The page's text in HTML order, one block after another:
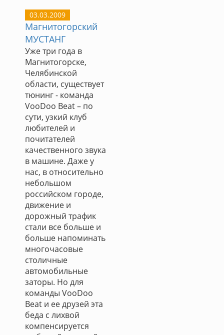
03.03.2009
Магнитогорский
МУСТАНГ
Уже три года в
Магнитогорске,
Челябинской
области, существует
тюнинг - команда
VooDoo Beat – по
сути, узкий клуб
любителей и
почитателей
качественного звука
в машине. Даже у
нас, в относительно
небольшом
российском городе,
движение и
дорожный трафик
стали все больше и
больше напоминать
многочасовые
столичные
автомобильные
заторы. Но для
команды VooDoo
Beat и ее друзей эта
беда с лихвой
компенсируется